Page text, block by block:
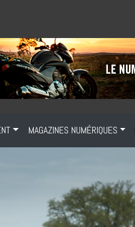
MAGAZINES NUMÉRIQUES